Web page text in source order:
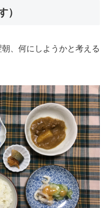
）
、何にしようかと考える